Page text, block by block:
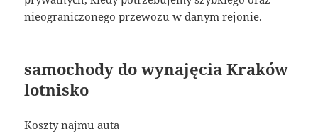
nieograniczonego przewozu w danym rejonie.
samochody do wynajęcia Kraków
lotnisko
Koszty najmu auta